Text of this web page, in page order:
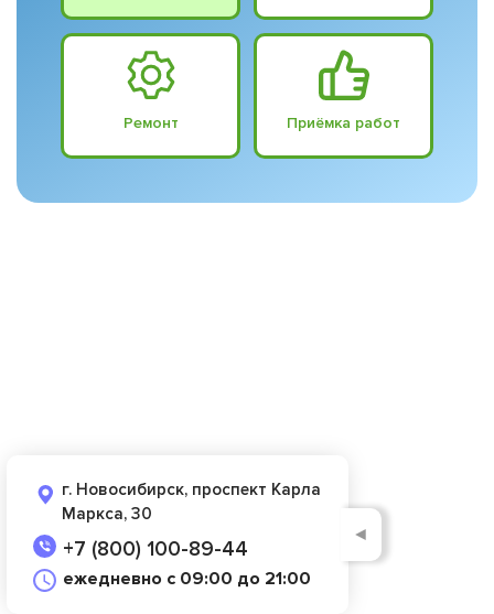
Ремонт Приёмка работ
г. Новосибирск, проспект Карла
Маркса, 30
+7 (800) 100-89-44
ежедневно с 09:00 до 21:00
◄